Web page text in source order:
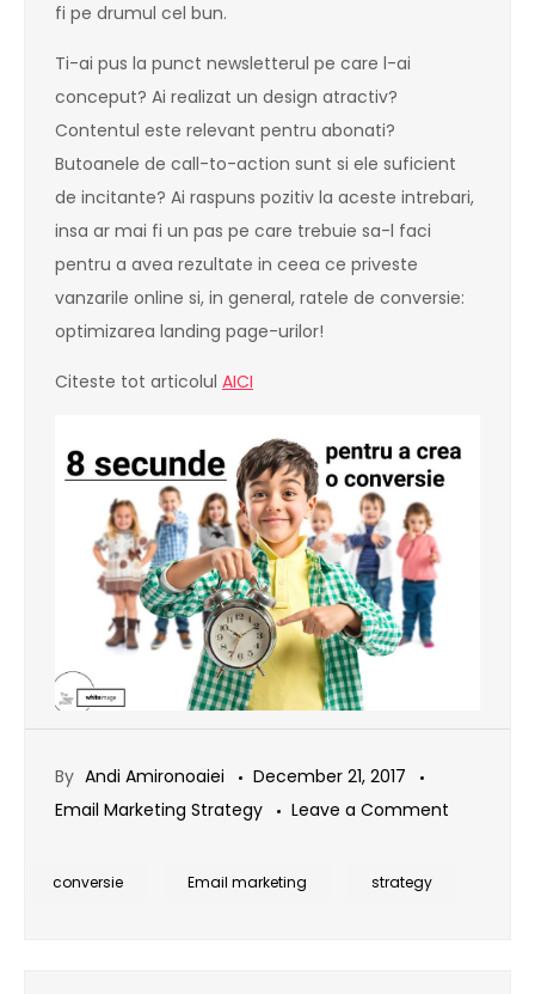
fi pe drumul cel bun.
Ti-ai pus la punct newsletterul pe care l-ai
conceput? Ai realizat un design atractiv?
Contentul este relevant pentru abonati?
Butoanele de call-to-action sunt si ele suficient
de incitante? Ai raspuns pozitiv la aceste intrebari,
insa ar mai fi un pas pe care trebuie sa-l faci
pentru a avea rezultate in ceea ce priveste
vanzarile online si, in general, ratele de conversie:
optimizarea landing page-urilor!
Citeste tot articolul AICI
By Andi Amironoaiei
December 21, 2017
Email Marketing Strategy
Leave a Comment
conversie Email marketing strategy